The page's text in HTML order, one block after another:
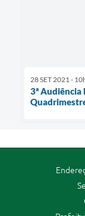
28 SET 2021 -
3ª Audiência